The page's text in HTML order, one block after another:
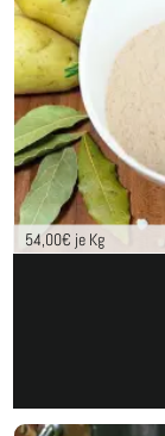
54,00€ je Kg